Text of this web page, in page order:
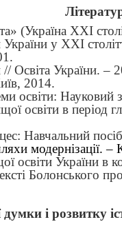
(Україна ХХІ
у ХХІ
// Освіта України.
2014.
освіти:
освіти в період
Навчальний
модернізації. –
освіти України в
Болонського
думки і розвитку